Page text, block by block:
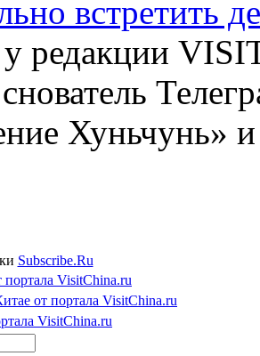
встретить
у редакции
Хуньчунь»
Subscribe.Ru
VisitChina.ru
от портала VisitChina.ru
VisitChina.ru